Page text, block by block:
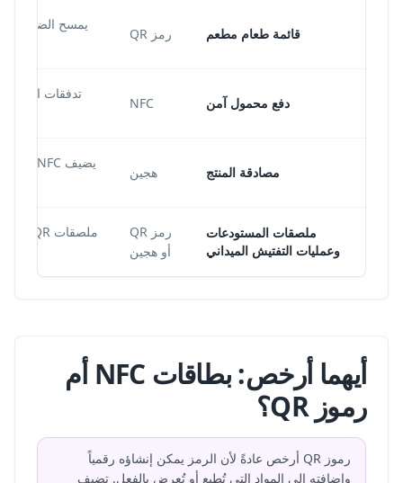
قائمة طعام مطعم رمز QR
يمسح الضيوف
دفع محمول آمن NFC
تدفقات الدفع
مصادقة المنتج هجين
ملصقات المستودعات
وعمليات التفتيش الميداني
رمز QR
أو هجين
أيهما أرخص: بطاقات NFC أم
رموز QR؟
رموز QR أرخص عادةً لأن الرمز يمكن إنشاؤه رقمياً
وإضافته إلى المواد التي تُطبع أو تُعرض بالفعل. تضيف